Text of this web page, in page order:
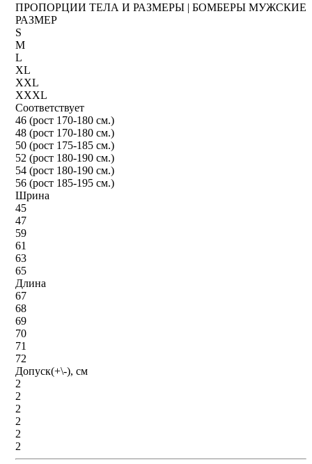
ПРОПОРЦИИ ТЕЛА И РАЗМЕРЫ | БОМБЕРЫ МУЖСКИЕ
РАЗМЕР
S
M
L
XL
XXL
XXXL
Соответствует
46 (рост 170-180 см.)
48 (рост 170-180 см.)
50 (рост 175-185 см.)
52 (рост 180-190 см.)
54 (рост 180-190 см.)
56 (рост 185-195 см.)
Шрина
45
47
59
61
63
65
Длина
67
68
69
70
71
72
Допуск(+\-), см
2
2
2
2
2
2